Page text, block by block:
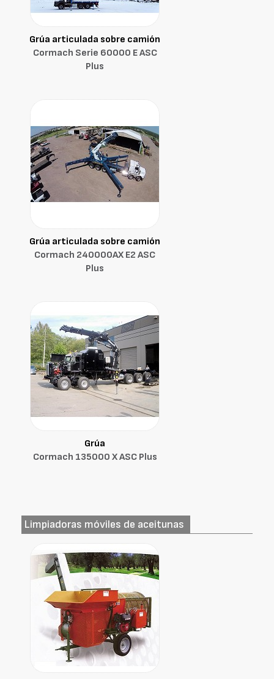
Grúa articulada sobre camión
Cormach Serie 60000 E ASC
Plus
Grúa articulada sobre camión
Cormach 240000AX E2 ASC
Plus
Grúa
Cormach 135000 X ASC Plus
Limpiadoras móviles de aceitunas